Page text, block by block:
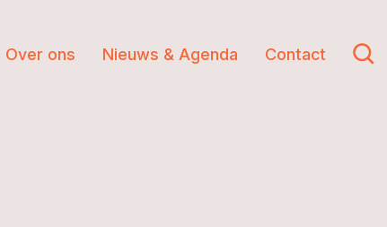
Over ons Nieuws & Agenda Contact